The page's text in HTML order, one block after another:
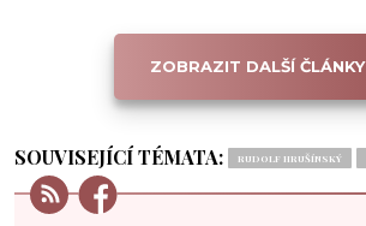
ZOBRAZIT DALŠÍ ČLÁNKY
SOUVISEJÍCÍ TÉMATA: RUDOLF HRUŠÍNSKÝ